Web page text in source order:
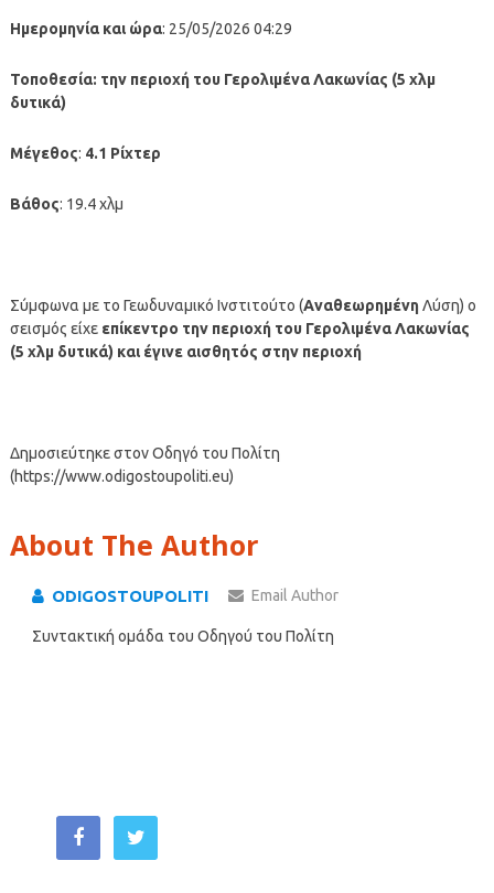
Ημερομηνία και ώρα: 25/05/2026 04:29
Τοποθεσία: την περιοχή του Γερολιμένα Λακωνίας (5 χλμ
δυτικά)
Μέγεθος: 4.1 Ρίχτερ
Βάθος: 19.4 χλμ
Σύμφωνα με το Γεωδυναμικό Ινστιτούτο (ΑναθεωρημένηΛύση) ο
σεισμός είχε επίκεντρο την περιοχή του Γερολιμένα Λακωνίας
(5 χλμ δυτικά) και έγινε αισθητός στην περιοχή
Δημοσιεύτηκε στον Οδηγό του Πολίτη
(https://www.odigostoupoliti.eu)
About The Author
ODIGOSTOUPOLITI Email Author
Συντακτική ομάδα του Οδηγού του Πολίτη